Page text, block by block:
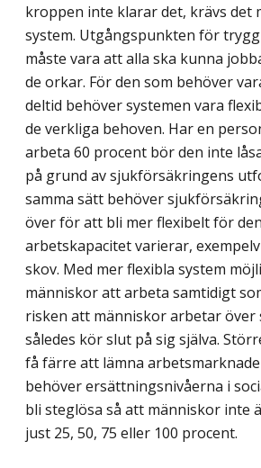
kroppen inte klarar det, krävs det
system. Utgångspunkten för
måste vara att alla ska kunna
de orkar. För den som behöver
deltid behöver systemen vara
de verkliga behoven. Har en
arbeta 60 procent bör den inte
på grund av sjukförsäkringens
samma sätt behöver
över för att bli mer flexibelt för
arbetskapacitet varierar,
skov. Med mer flexibla system
människor att arbeta samtidigt
risken att människor arbetar över
således kör slut på sig själva.
få färre att lämna
behöver ersättningsnivåerna i
bli steglösa så att människor inte
just 25, 50, 75 eller 100 procent.